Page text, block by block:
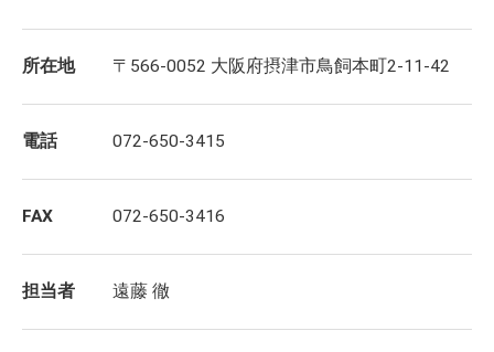
所在地 〒566-0052 大阪府摂津市鳥飼本町2-11-42
電話 072-650-3415
FAX 072-650-3416
担当者 遠藤 徹